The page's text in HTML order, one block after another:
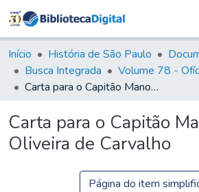
&
Coleções
Tudo na
Biblioteca
Estatísticas
Início História de São Paulo
Busca Integrada
Carta para o Capitão Manoel de Oliveira de Carvalho
Carta para o Capitão
Oliveira de Carvalho
Página do item